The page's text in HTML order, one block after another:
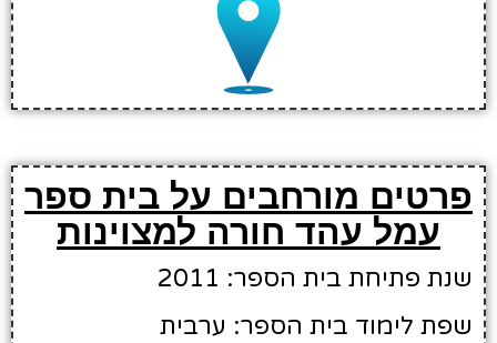
פרטים מורחבים על בית ספר
עמל עהד חורה למצוינות
שנת פתיחת בית הספר: 2011
שפת לימוד בית הספר: ערבית